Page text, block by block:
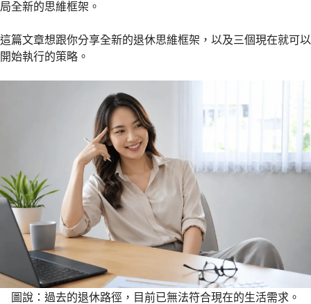
局全新的思維框架。
這篇文章想跟你分享全新的退休思維框架，以及三個現在就可以
開始執行的策略。
圖說：過去的退休路徑，目前已無法符合現在的生活需求。